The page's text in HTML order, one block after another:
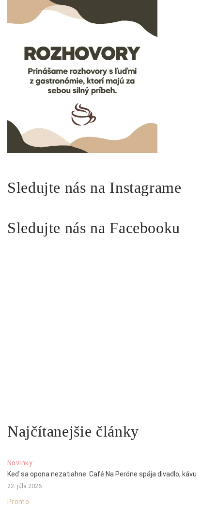
Sledujte nás na Instagrame
Sledujte nás na Facebooku
Najčítanejšie články
Novinky
Keď sa opona nezatiahne: Café Na Peróne spája divadlo, kávu
22. júla 2026
Promo